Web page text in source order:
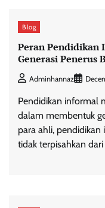
Blog
Peran Pendidikan
Generasi Penerus
Adminhannaz
Pendidikan informal
dalam membentuk
para ahli,
tidak terpisahkan